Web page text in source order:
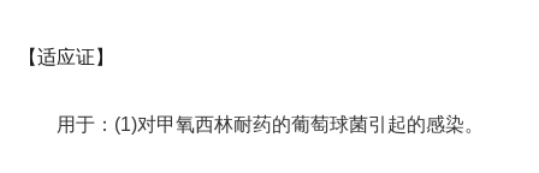
【适应证】
用于：(1)对甲氧西林耐药的葡萄球菌引起的感染。